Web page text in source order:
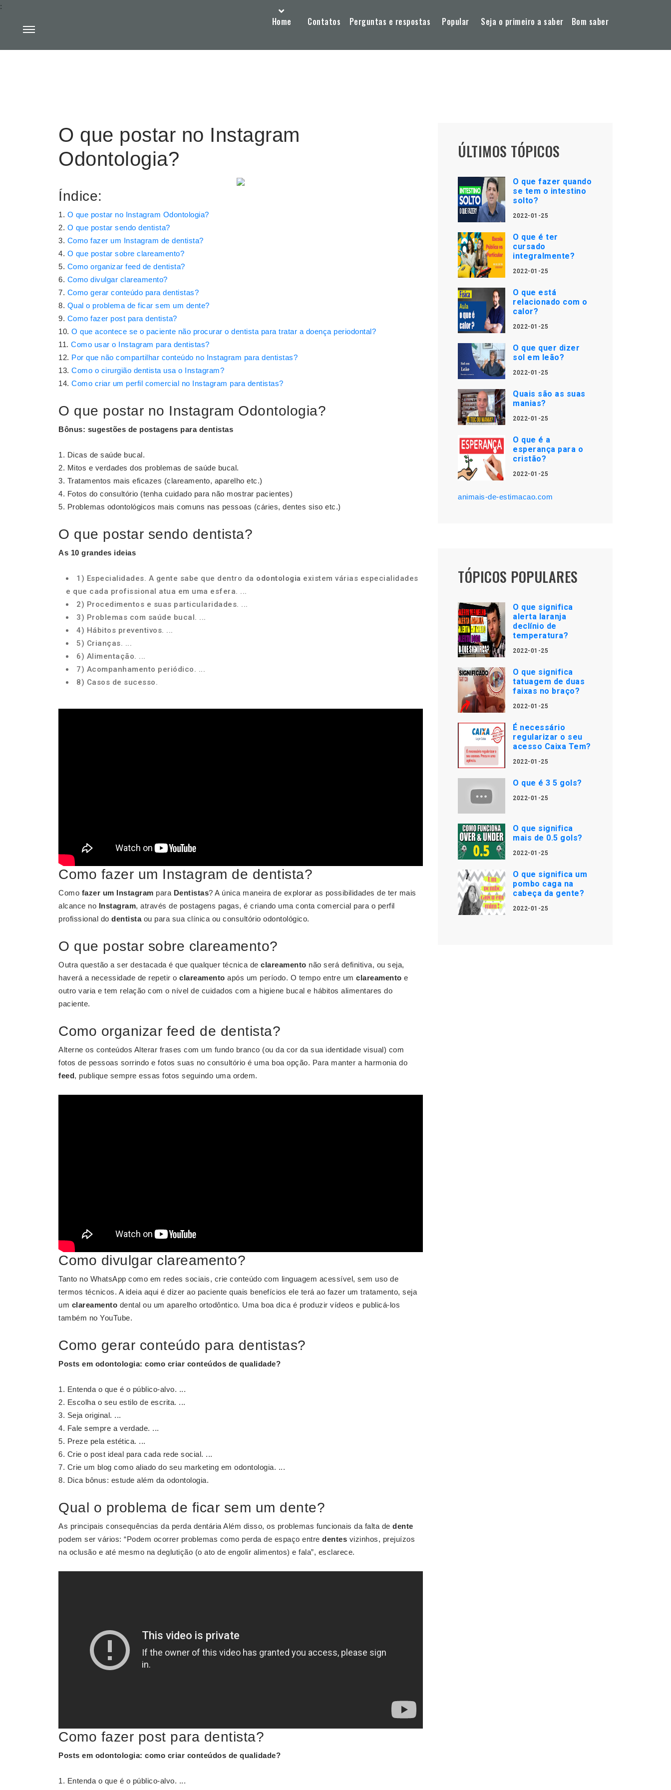
Home Contatos Perguntas e respostas Popular Seja o primeiro a saber Bom saber
:
O que postar no Instagram
Odontologia?
Índice:
O que postar no Instagram Odontologia?
O que postar sendo dentista?
Como fazer um Instagram de dentista?
O que postar sobre clareamento?
Como organizar feed de dentista?
Como divulgar clareamento?
Como gerar conteúdo para dentistas?
Qual o problema de ficar sem um dente?
Como fazer post para dentista?
O que acontece se o paciente não procurar o dentista para tratar a doença periodontal?
Como usar o Instagram para dentistas?
Por que não compartilhar conteúdo no Instagram para dentistas?
Como o cirurgião dentista usa o Instagram?
Como criar um perfil comercial no Instagram para dentistas?
O que postar no Instagram Odontologia?
Bônus: sugestões de postagens para dentistas
Dicas de saúde bucal.
Mitos e verdades dos problemas de saúde bucal.
Tratamentos mais eficazes (clareamento, aparelho etc.)
Fotos do consultório (tenha cuidado para não mostrar pacientes)
Problemas odontológicos mais comuns nas pessoas (cáries, dentes siso etc.)
O que postar sendo dentista?
As 10 grandes ideias
1) Especialidades. A gente sabe que dentro da odontologia existem várias especialidades
e que cada profissional atua em uma esfera. ...
2) Procedimentos e suas particularidades. ...
3) Problemas com saúde bucal. ...
4) Hábitos preventivos. ...
5) Crianças. ...
6) Alimentação. ...
7) Acompanhamento periódico. ...
8) Casos de sucesso.
Como fazer um Instagram de dentista?
Como fazer um Instagram para Dentistas? A única maneira de explorar as possibilidades de ter mais
alcance no Instagram, através de postagens pagas, é criando uma conta comercial para o perfil
profissional do dentistaou para sua clínica ou consultório odontológico.
O que postar sobre clareamento?
Outra questão a ser destacada é que qualquer técnica de clareamento não será definitiva, ou seja,
haverá a necessidade de repetir o clareamento após um período. O tempo entre um clareamento e
outro varia e tem relação com o nível de cuidados com a higiene bucal e hábitos alimentares do
paciente.
Como organizar feed de dentista?
Alterne os conteúdos Alterar frases com um fundo branco (ou da cor da sua identidade visual) com
fotos de pessoas sorrindo e fotos suas no consultório é uma boa opção. Para manter a harmonia do
feed, publique sempre essas fotos seguindo uma ordem.
Como divulgar clareamento?
Tanto no WhatsApp como em redes sociais, crie conteúdo com linguagem acessível, sem uso de
termos técnicos. A ideia aqui é dizer ao paciente quais benefícios ele terá ao fazer um tratamento, seja
um clareamento dental ou um aparelho ortodôntico. Uma boa dica é produzir vídeos e publicá-los
também no YouTube.
Como gerar conteúdo para dentistas?
Posts em odontologia: como criar conteúdos de qualidade?
Entenda o que é o público-alvo. ...
Escolha o seu estilo de escrita. ...
Seja original. ...
Fale sempre a verdade. ...
Preze pela estética. ...
Crie o post ideal para cada rede social. ...
Crie um blog como aliado do seu marketing em odontologia. ...
Dica bônus: estude além da odontologia.
Qual o problema de ficar sem um dente?
As principais consequências da perda dentária Além disso, os problemas funcionais da falta de dente
podem ser vários: “Podem ocorrer problemas como perda de espaço entre dentes vizinhos, prejuízos
na oclusão e até mesmo na deglutição (o ato de engolir alimentos) e fala”, esclarece.
Como fazer post para dentista?
Posts em odontologia: como criar conteúdos de qualidade?
Entenda o que é o público-alvo. ...
ÚLTIMOS TÓPICOS
O que fazer quando
se tem o intestino
solto?
2022-01-25
O que é ter
cursado
integralmente?
2022-01-25
O que está
relacionado com o
calor?
2022-01-25
O que quer dizer
sol em leão?
2022-01-25
Quais são as suas
manias?
2022-01-25
O que é a
esperança para o
cristão?
2022-01-25
animais-de-estimacao.com
TÓPICOS POPULARES
O que significa
alerta laranja
declínio de
temperatura?
2022-01-25
O que significa
tatuagem de duas
faixas no braço?
2022-01-25
É necessário
regularizar o seu
acesso Caixa Tem?
2022-01-25
O que é 3 5 gols?
2022-01-25
O que significa
mais de 0.5 gols?
2022-01-25
O que significa um
pombo caga na
cabeça da gente?
2022-01-25